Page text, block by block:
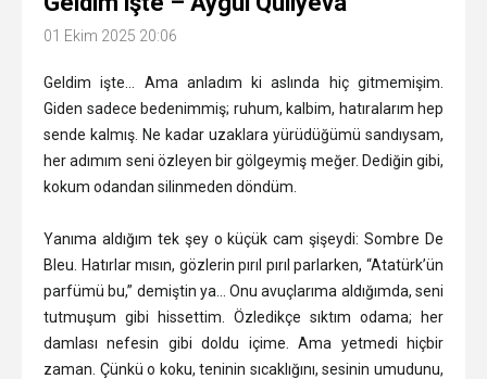
01 Ekim 2025 20:06
Geldim işte… Ama anladım ki aslında hiç gitmemişim.
Giden sadece bedenimmiş; ruhum, kalbim, hatıralarım hep
sende kalmış. Ne kadar uzaklara yürüdüğümü sandıysam,
her adımım seni özleyen bir gölgeymiş meğer. Dediğin gibi,
kokum odandan silinmeden döndüm.
Yanıma aldığım tek şey o küçük cam şişeydi: Sombre De
Bleu. Hatırlar mısın, gözlerin pırıl pırıl parlarken, “Atatürk’ün
parfümü bu,” demiştin ya… Onu avuçlarıma aldığımda, seni
tutmuşum gibi hissettim. Özledikçe sıktım odama; her
damlası nefesin gibi doldu içime. Ama yetmedi hiçbir
zaman. Çünkü o koku, teninin sıcaklığını, sesinin umudunu,